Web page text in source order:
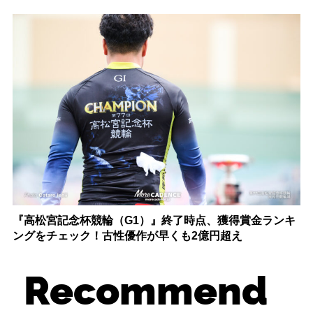
『高松宮記念杯競輪（G1）』終了時点、獲得賞金ランキ
ングをチェック！古性優作が早くも2億円超え
Recommend